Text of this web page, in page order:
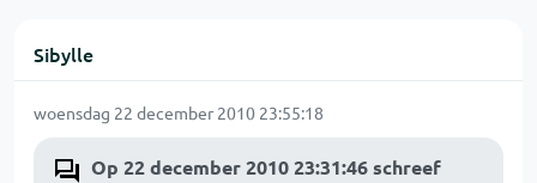
Sibylle
woensdag 22 december 2010 23:55:18
Op 22 december 2010 23:31:46 schreef